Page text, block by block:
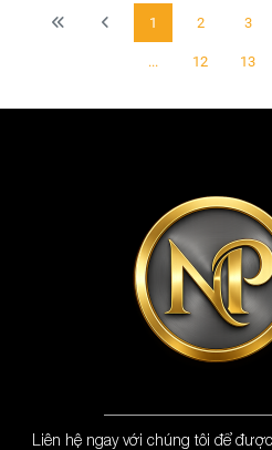
1 2 3
... 12 13
Liên hệ ngay với chúng tôi để